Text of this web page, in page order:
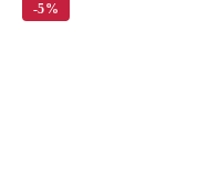
-5%